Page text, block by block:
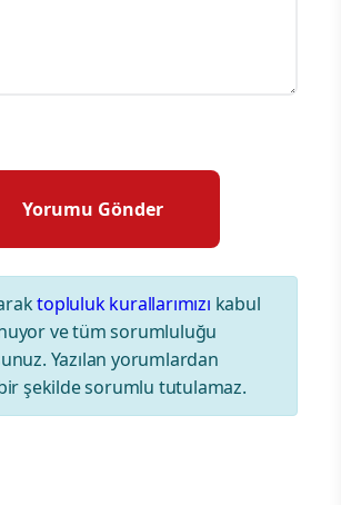
topluluk kurallarımızı kabul
ve tüm sorumluluğu
Yazılan yorumlardan
şekilde sorumlu tutulamaz.